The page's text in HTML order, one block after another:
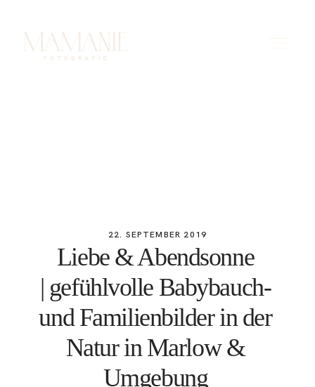
22. SEPTEMBER 2019
Liebe & Abendsonne
| gefühlvolle Babybauch-
und Familienbilder in der
Natur in Marlow &
Umgebung
PREISE
BLOG
KONTAKT